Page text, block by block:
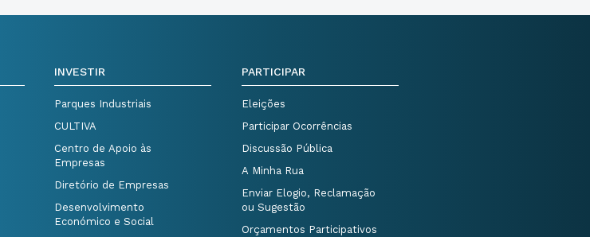
INVESTIR
Parques Industriais
CULTIVA
Centro de Apoio às
Empresas
Diretório de Empresas
Desenvolvimento
Económico e Social
PARTICIPAR
Eleições
Participar Ocorrências
Discussão Pública
A Minha Rua
Enviar Elogio, Reclamação
ou Sugestão
Orçamentos Participativos